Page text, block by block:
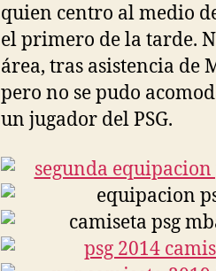
quien centro al medio
el primero de la tarde.
área, tras asistencia de
pero no se pudo
un jugador del PSG.